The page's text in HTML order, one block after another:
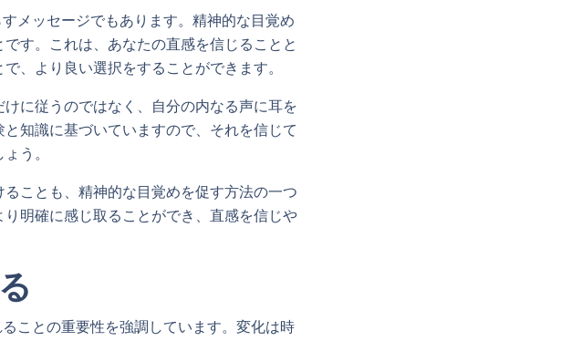
メッセージでもあります。精神的な目覚め
す。これは、あなたの直感を信じることと
、より良い選択をすることができます。
に従うのではなく、自分の内なる声に耳を
知識に基づいていますので、それを信じて
う。
ことも、精神的な目覚めを促す方法の一つ
明確に感じ取ることができ、直感を信じや
ことの重要性を強調しています。変化は時